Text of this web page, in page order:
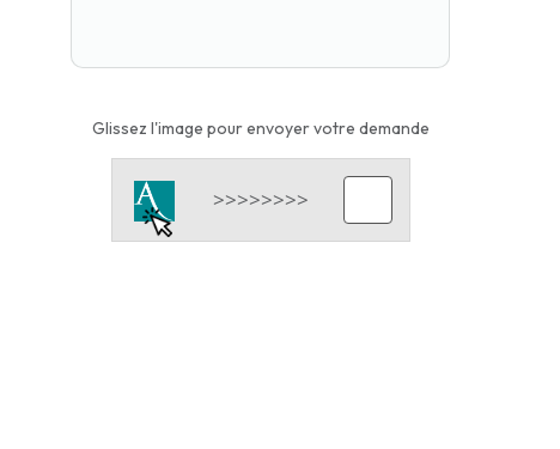
Glissez l'image pour envoyer votre demande